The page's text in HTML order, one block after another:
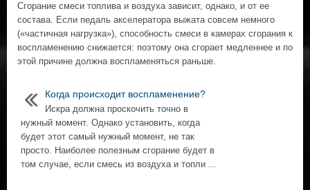
Сгорание смеси топлива и воздуха зависит, однако, и от ее
состава. Если педаль акселератора выжата совсем немного
(«частичная нагрузка»), способность смеси в камерах сгорания к
воспламенению снижается: поэтому она сгорает медленнее и по
этой причине должна воспламеняться раньше.
Когда происходит воспламенение?
Искра должна проскочить точно в
нужный момент. Однако установить, когда
будет этот самый нужный момент, не так
просто. Наиболее полезным сгорание будет в
том случае, если смесь из воздуха и топли ...